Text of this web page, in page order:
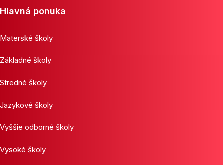
Hlavná ponuka
Materské školy
Základné školy
Stredné školy
Jazykové školy
Vyššie odborné školy
Vysoké školy